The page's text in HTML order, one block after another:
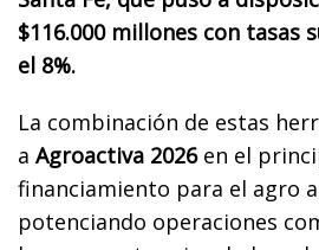
$116.000 millones con tasas
el 8%.
La combinación de estas
a Agroactiva 2026 en el
financiamiento para el agro
potenciando operaciones